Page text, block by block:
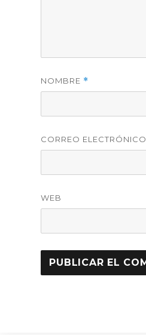
NOMBRE *
CORREO ELECTRÓNICO
WEB